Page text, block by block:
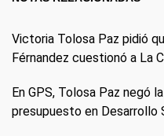
Victoria Tolosa Paz pidió
Férnandez cuestionó a La
En GPS, Tolosa Paz negó
presupuesto en Desarrollo